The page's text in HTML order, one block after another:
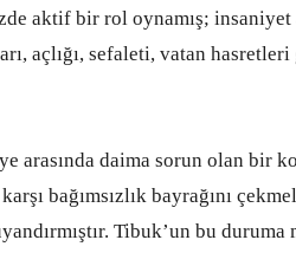
aktif bir rol oynamış;
açlığı, sefaleti, vatan
arasında daima sorun olan bir
bağımsızlık bayrağını
Tibuk’un bu